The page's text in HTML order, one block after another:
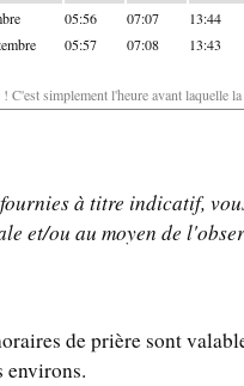
05:56 07:07 13:44
05:57 07:08 13:43
C'est simplement l'heure avant laquelle
à titre indicatif,
et/ou au moyen de
de prière sont
environs.